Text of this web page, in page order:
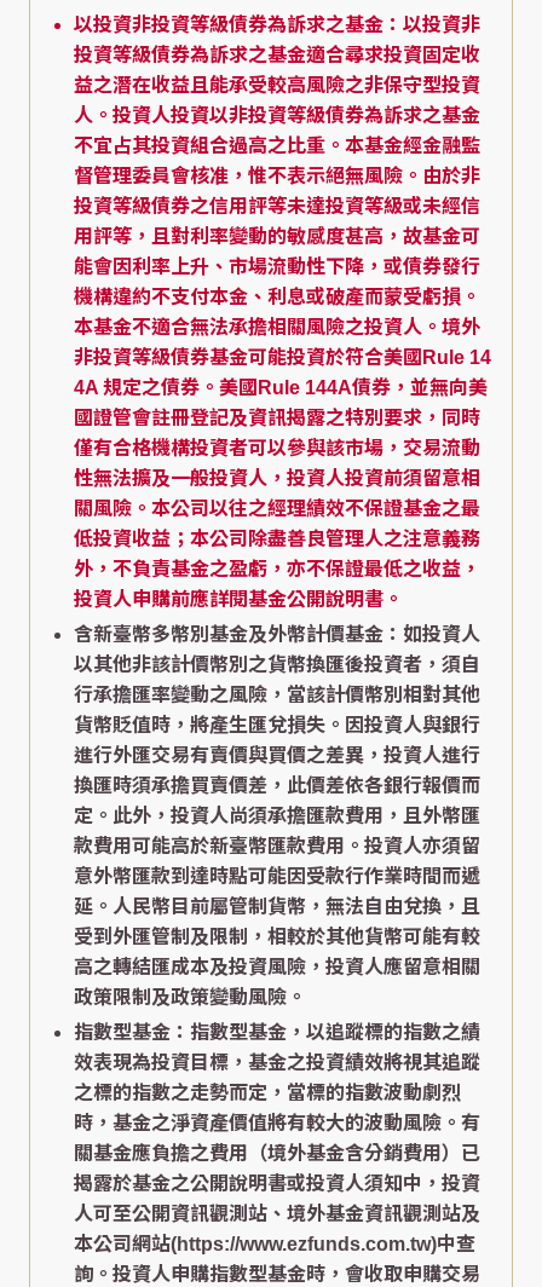
以投資非投資等級債券為訴求之基金：以投資非
投資等級債券為訴求之基金適合尋求投資固定收
益之潛在收益且能承受較高風險之非保守型投資
人。投資人投資以非投資等級債券為訴求之基金
不宜占其投資組合過高之比重。本基金經金融監
督管理委員會核准，惟不表示絕無風險。由於非
投資等級債券之信用評等未達投資等級或未經信
用評等，且對利率變動的敏感度甚高，故基金可
能會因利率上升、市場流動性下降，或債券發行
機構違約不支付本金、利息或破產而蒙受虧損。
本基金不適合無法承擔相關風險之投資人。境外
非投資等級債券基金可能投資於符合美國Rule 14
4A 規定之債券。美國Rule 144A債券，並無向美
國證管會註冊登記及資訊揭露之特別要求，同時
僅有合格機構投資者可以參與該市場，交易流動
性無法擴及一般投資人，投資人投資前須留意相
關風險。本公司以往之經理績效不保證基金之最
低投資收益；本公司除盡善良管理人之注意義務
外，不負責基金之盈虧，亦不保證最低之收益，
投資人申購前應詳閱基金公開說明書。
含新臺幣多幣別基金及外幣計價基金：如投資人
以其他非該計價幣別之貨幣換匯後投資者，須自
行承擔匯率變動之風險，當該計價幣別相對其他
貨幣貶值時，將產生匯兌損失。因投資人與銀行
進行外匯交易有賣價與買價之差異，投資人進行
換匯時須承擔買賣價差，此價差依各銀行報價而
定。此外，投資人尚須承擔匯款費用，且外幣匯
款費用可能高於新臺幣匯款費用。投資人亦須留
意外幣匯款到達時點可能因受款行作業時間而遞
延。人民幣目前屬管制貨幣，無法自由兌換，且
受到外匯管制及限制，相較於其他貨幣可能有較
高之轉結匯成本及投資風險，投資人應留意相關
政策限制及政策變動風險。
指數型基金：指數型基金，以追蹤標的指數之績
效表現為投資目標，基金之投資績效將視其追蹤
之標的指數之走勢而定，當標的指數波動劇烈
時，基金之淨資產價值將有較大的波動風險。有
關基金應負擔之費用（境外基金含分銷費用）已
揭露於基金之公開說明書或投資人須知中，投資
人可至公開資訊觀測站、境外基金資訊觀測站及
本公司網站(https://www.ezfunds.com.tw)中查
詢。投資人申購指數型基金時，會收取申購交易